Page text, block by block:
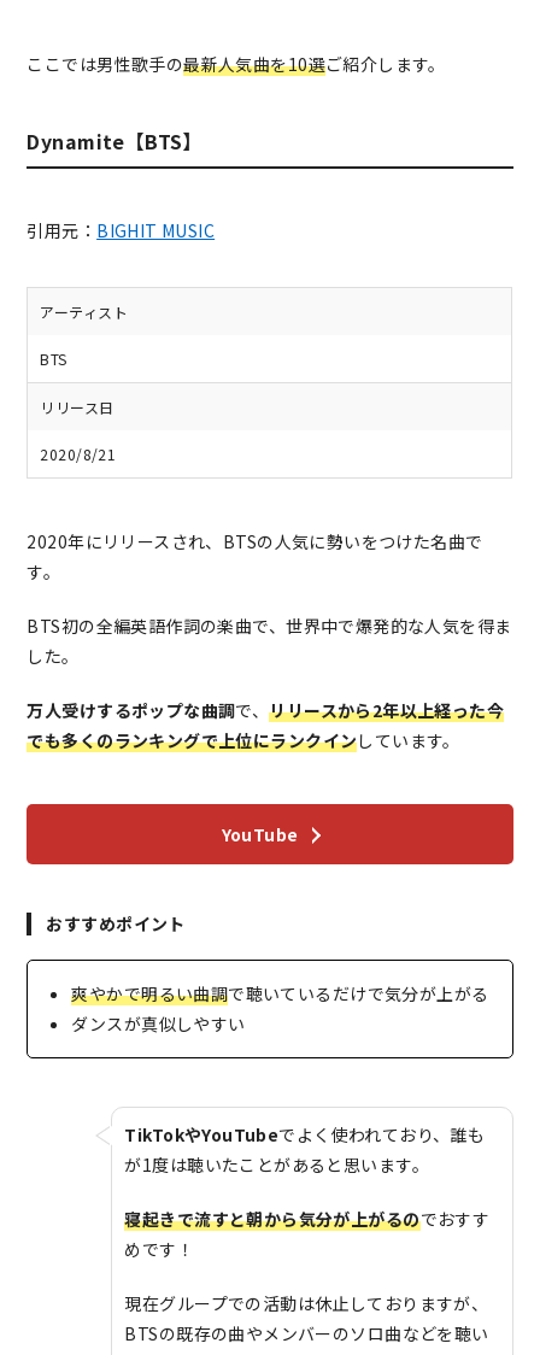
ここでは男性歌手の最新人気曲を10選ご紹介します。
Dynamite【BTS】
引用元： BIGHIT MUSIC
アーティスト
BTS
リリース日
2020/8/21
2020年にリリースされ、BTSの人気に勢いをつけた名曲で
す。
BTS初の全編英語作詞の楽曲で、世界中で爆発的な人気を得ま
した。
万人受けするポップな曲調で、リリースから2年以上経った今
でも多くのランキングで上位にランクインしています。
YouTube
おすすめポイント
爽やかで明るい曲調で聴いているだけで気分が上がる
ダンスが真似しやすい
TikTokやYouTubeでよく使われており、誰も
が1度は聴いたことがあると思います。
寝起きで流すと朝から気分が上がるのでおすす
めです！
現在グループでの活動は休止しておりますが、
BTSの既存の曲やメンバーのソロ曲などを聴い